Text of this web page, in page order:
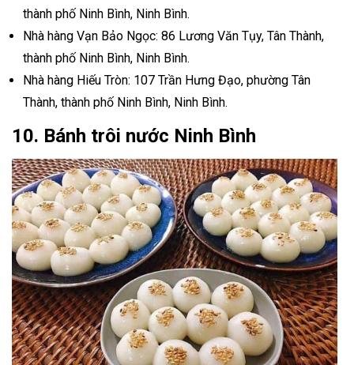
thành phố Ninh Bình, Ninh Bình.
Nhà hàng Vạn Bảo Ngọc: 86 Lương Văn Tụy, Tân Thành,
thành phố Ninh Bình, Ninh Bình.
Nhà hàng Hiếu Tròn: 107 Trần Hưng Đạo, phường Tân
Thành, thành phố Ninh Bình, Ninh Bình.
10. Bánh trôi nước Ninh Bình